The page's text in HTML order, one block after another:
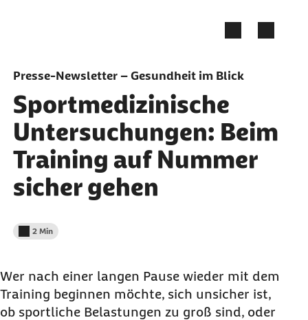
Presse-Newsletter – Gesundheit im Blick
Sportmedizinische
Untersuchungen: Beim
Training auf Nummer
sicher gehen
Lesedauer weniger als
2 Min
Wer nach einer langen Pause wieder mit dem
Training beginnen möchte, sich unsicher ist,
ob sportliche Belastungen zu groß sind, oder